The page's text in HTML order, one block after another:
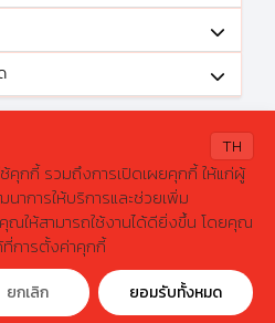
ง่าย รวดเร็ว โหลดเลย!
X
All rights reserved.
นใหญ่) 63 ถนนพระราม 9 เขตห้วยขวาง
มหานคร 10310
9001 อีเมล :
crm@ghb.co.thเว็บไซต์
TH
ช้คุกกี้ รวมถึงการเปิดเผยคุกกี้ ให้แก่ผู้
าการให้บริการและช่วยเพิ่ม
ณให้สามารถใช้งานได้ดียิ่งขึ้น โดยคุณ
ที่การตั้งค่าคุกกี้
ยกเลิก ยอมรับทั้งหมด